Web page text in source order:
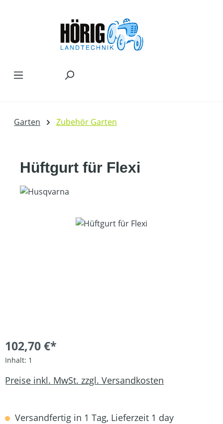
Garten Zubehör Garten
Hüftgurt für Flexi
Bildergalerie überspringen
102,70 €*
Inhalt: 1
Preise inkl. MwSt. zzgl. Versandkosten
Versandfertig in 1 Tag, Lieferzeit 1 day